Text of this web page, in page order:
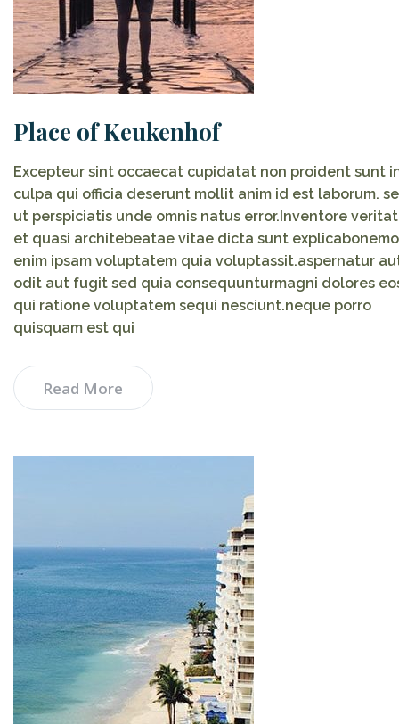
Place of Keukenhof
Excepteur sint occaecat cupidatat non proident sunt
culpa qui officia deserunt mollit anim id est laborum.
ut perspiciatis unde omnis natus error.Inventore
et quasi architebeatae vitae dicta sunt explicabonemo
enim ipsam voluptatem quia voluptassit.aspernatur
odit aut fugit sed quia consequunturmagni dolores
qui ratione voluptatem sequi nesciunt.neque porro
quisquam est qui
Read More